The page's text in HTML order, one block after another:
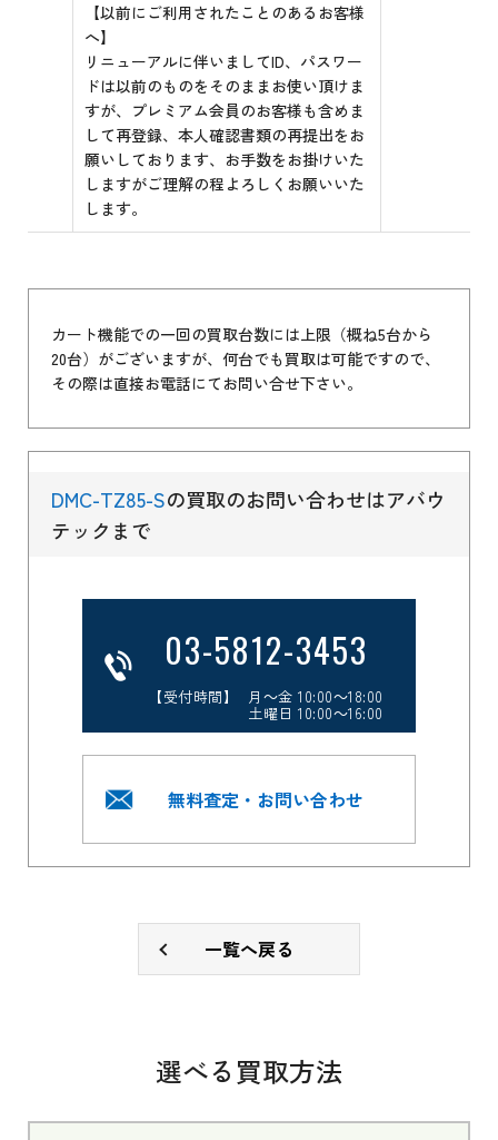
【以前にご利用されたことのあるお客様
へ】
リニューアルに伴いましてID、パスワー
ドは以前のものをそのままお使い頂けま
すが、プレミアム会員のお客様も含めま
して再登録、本人確認書類の再提出をお
願いしております、お手数をお掛けいた
しますがご理解の程よろしくお願いいた
します。
カート機能での一回の買取台数には上限（概ね5台から
20台）がございますが、何台でも買取は可能ですので、
その際は直接お電話にてお問い合せ下さい。
DMC-TZ85-Sの買取のお問い合わせはアバウ
テックまで
03-5812-3453
【受付時間】 月～金 10:00～18:00
土曜日 10:00～16:00
無料査定・お問い合わせ
一覧へ戻る
選べる買取方法